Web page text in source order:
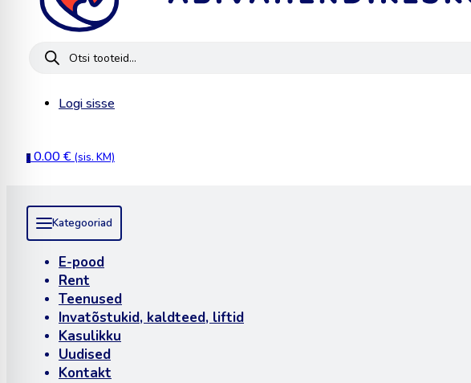
Products
search
Logi sisse
0 0.00€ (sis. KM)
Kategooriad
E-pood
Rent
Teenused
Invatõstukid, kaldteed, liftid
Kasulikku
Uudised
Kontakt